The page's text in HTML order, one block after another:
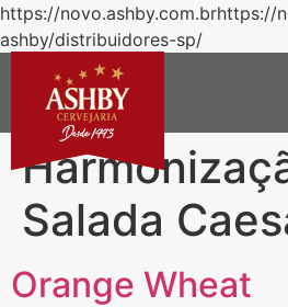
https://novo.ashby.com.brhttps://
ashby/distribuidores-sp/
Salada
Orange Wheat